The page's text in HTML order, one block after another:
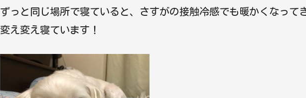
ずっと同じ場所で寝ていると、さすがの接触冷感でも暖かくなって
変え変え寝ています！